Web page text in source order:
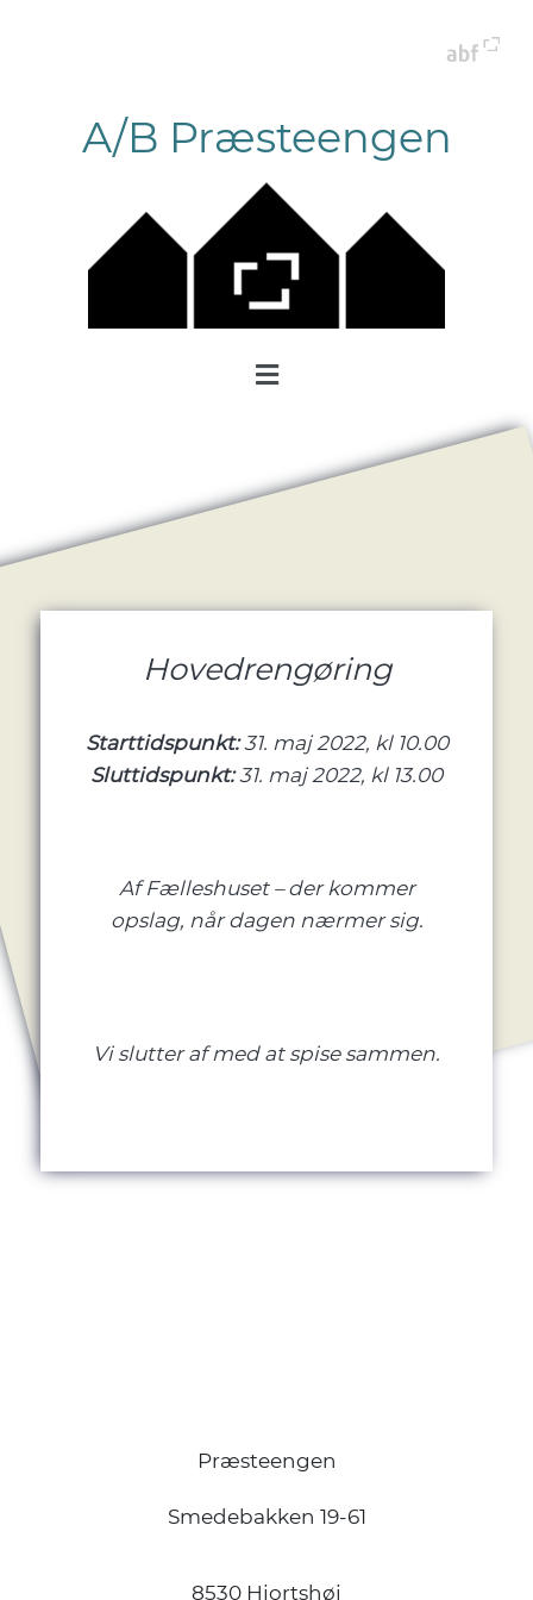
A/B Præsteengen
Hovedrengøring
Starttidspunkt:31. maj 2022, kl 10.00
Sluttidspunkt:31. maj 2022, kl 13.00
Af Fælleshuset – der kommer
opslag, når dagen nærmer sig.
Vi slutter af med at spise sammen.
Præsteengen
Smedebakken 19-61
8530 Hjortshøj